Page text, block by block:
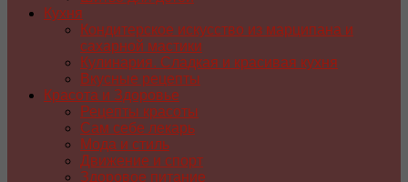
Кухня
Кондитерское искусство из марципана и
сахарной мастики
Кулинария. Сладкая и красивая кухня
Вкусные рецепты
Красота и Здоровье
Рецепты красоты
Сам себе лекарь
Мода и стиль
Движение и спорт
Здоровое питание